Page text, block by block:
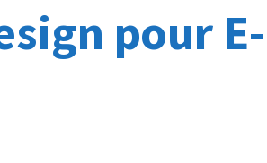
pour E-